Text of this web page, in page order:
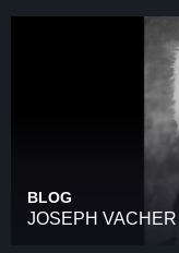
BLOG
JOSEPH VACHER